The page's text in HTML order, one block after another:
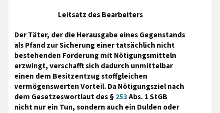
Leitsatz des Bearbeiters
Der Täter, der die Herausgabe eines Gegenstands
als Pfand zur Sicherung einer tatsächlich nicht
bestehenden Forderung mit Nötigungsmitteln
erzwingt, verschafft sich dadurch unmittelbar
einen dem Besitzentzug stoffgleichen
vermögenswerten Vorteil. Da Nötigungsziel nach
dem Gesetzeswortlaut des §253Abs. 1 StGB
nicht nur ein Tun, sondern auch ein Dulden oder